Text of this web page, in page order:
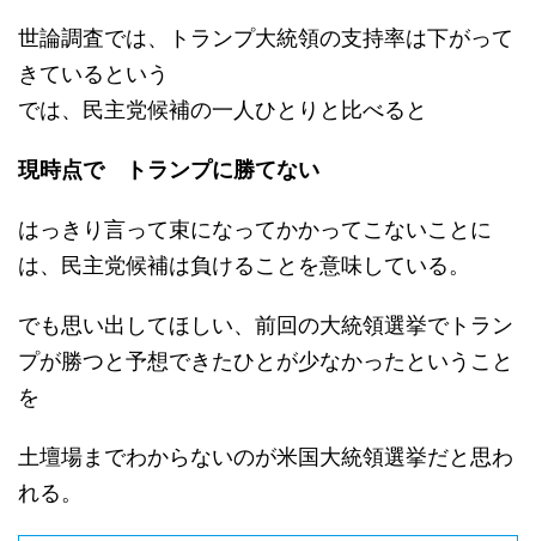
世論調査では、トランプ大統領の支持率は下がって
きているという
では、民主党候補の一人ひとりと比べると
現時点で トランプに勝てない
はっきり言って束になってかかってこないことに
は、民主党候補は負けることを意味している。
でも思い出してほしい、前回の大統領選挙でトラン
プが勝つと予想できたひとが少なかったということ
を
土壇場までわからないのが米国大統領選挙だと思わ
れる。